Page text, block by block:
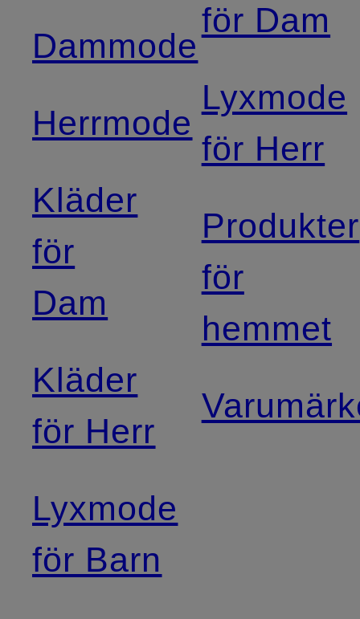
Dammode
Herrmode
Kläder
för
Dam
Kläder
för Herr
Lyxmode
för Barn
för Dam
Lyxmode
för Herr
Produkter
för
hemmet